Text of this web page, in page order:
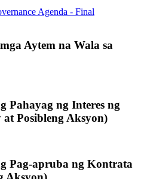
Agenda - Final
Aytem na Wala sa
Pahayag ng Interes ng
Posibleng Aksyon)
Pag-apruba ng Kontrata